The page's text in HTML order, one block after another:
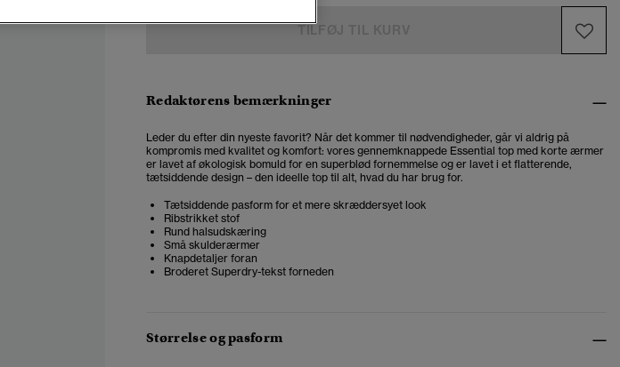
TILFØJ TIL KURV
Redaktørens bemærkninger
Leder du efter din nyeste favorit? Når det kommer til nødvendigheder, går vi aldrig på
kompromis med kvalitet og komfort: vores gennemknappede Essential top med korte ærmer
er lavet af økologisk bomuld for en superblød fornemmelse og er lavet i et flatterende,
tætsiddende design – den ideelle top til alt, hvad du har brug for.
Tætsiddende pasform for et mere skræddersyet look
Ribstrikket stof
Rund halsudskæring
Små skulderærmer
Knapdetaljer foran
Broderet Superdry-tekst forneden
Størrelse og pasform